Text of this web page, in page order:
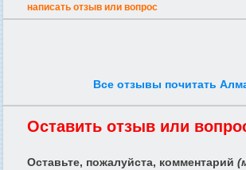
написать отзыв или вопрос
Все отзывы почитать
Оставить отзыв или
Оставьте, пожалуйста, комментарий